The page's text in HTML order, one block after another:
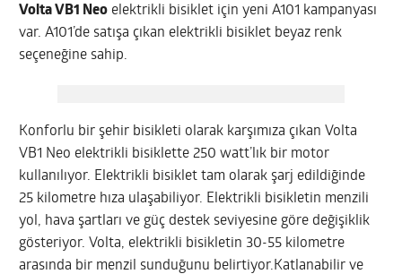
Volta VB1 Neo elektrikli bisiklet için yeni A101 kampanyası
var. A101’de satışa çıkan elektrikli bisiklet beyaz renk
seçeneğine sahip.
Konforlu bir şehir bisikleti olarak karşımıza çıkan Volta
VB1 Neo elektrikli bisiklette 250 watt’lık bir motor
kullanılıyor. Elektrikli bisiklet tam olarak şarj edildiğinde
25 kilometre hıza ulaşabiliyor. Elektrikli bisikletin menzili
yol, hava şartları ve güç destek seviyesine göre değişiklik
gösteriyor. Volta, elektrikli bisikletin 30-55 kilometre
arasında bir menzil sunduğunu belirtiyor.Katlanabilir ve